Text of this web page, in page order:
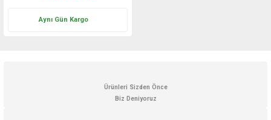
Aynı Gün Kargo
Ürünleri Sizden Önce
Biz Deniyoruz